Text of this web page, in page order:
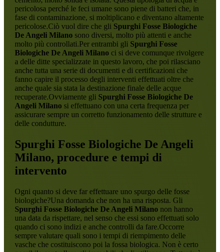
pericolosa perché le feci umane sono piene di batteri che, in
fase di contaminazione, si moltiplicano e diventano altamente
pericolose.Ciò vuol dire che gli Spurghi Fosse Biologiche
De Angeli Milanosono diversi, molto più attenti e anche
molto più controllati.Per entrambi gli Spurghi Fosse
Biologiche De Angeli Milanoci si deve comunque rivolgere
a delle ditte specializzate in questo lavoro, che poi rilasciano
anche tutta una serie di documenti e di certificazioni che
fanno capire il processo degli interventi effettuati oltre che
anche quale sia stata la destinazione finale delle acque
recuperate.Ovviamente gli Spurghi Fosse Biologiche De
Angeli Milanosi effettuano con una certa frequenza per
assicurare sempre un corretto funzionamento delle strutture e
delle condutture.
Spurghi Fosse Biologiche De Angeli
Milano, procedure e tempi di
intervento
Ogni quanto si deve far effettuare uno spurgo delle fosse
biologiche?Una domanda che non ha una risposta. Gli
Spurghi Fosse Biologiche De Angeli Milanonon hanno
una data da rispettare, nel senso che essi sono effettuati solo
quando ci sono indizi e anche controlli da fare.Occorre
sempre valutare quali sono i tempi di riempimento delle
vasche che costituiscono poi la fossa biologica. Non è certo